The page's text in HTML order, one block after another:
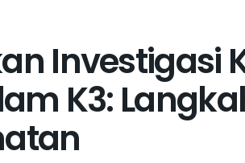
Investigasi
K3: